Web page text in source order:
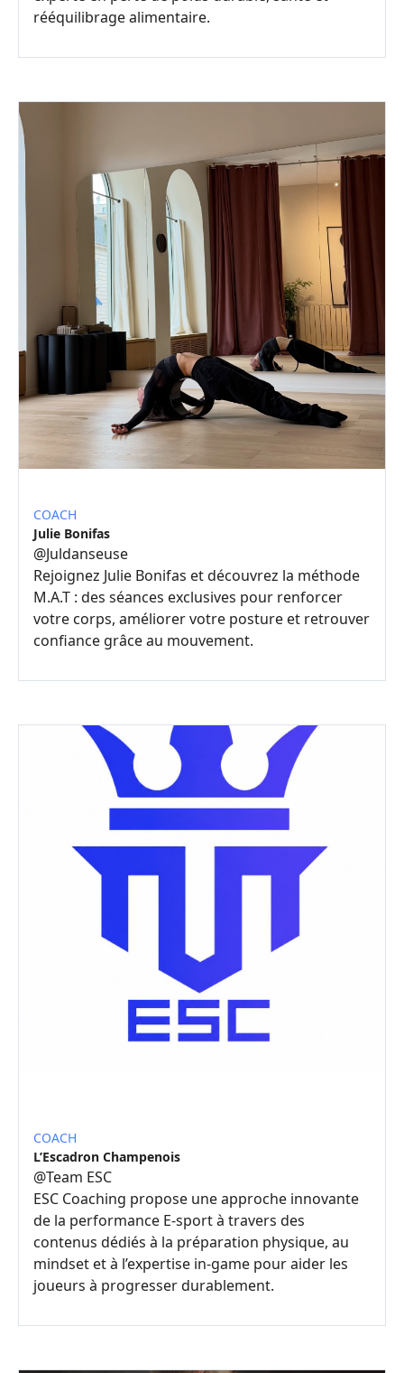
rééquilibrage alimentaire.
COACH
Julie Bonifas
@Juldanseuse
Rejoignez Julie Bonifas et découvrez la méthode
M.A.T : des séances exclusives pour renforcer
votre corps, améliorer votre posture et retrouver
confiance grâce au mouvement.
COACH
L’Escadron Champenois
@Team ESC
ESC Coaching propose une approche innovante
de la performance E-sport à travers des
contenus dédiés à la préparation physique, au
mindset et à l’expertise in-game pour aider les
joueurs à progresser durablement.